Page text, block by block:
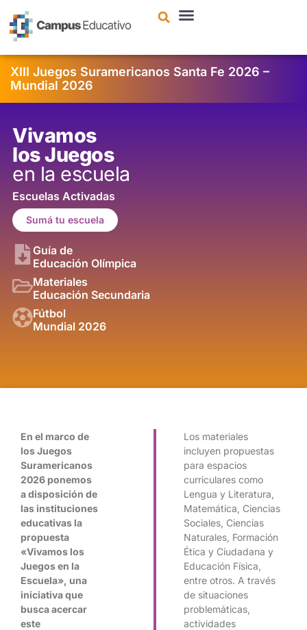
XIII Juegos Suramericanos Santa Fe 2026 –
Mundial 2026
Vivamos
los Juegos
en la escuela
Escuelas Activadas
Sumá tu escuela
Guía de
Educación Olímpica
Materiales
Educación Secundaria
Fútbol
Mundial 2026
En el marco de
los Juegos
Suramericanos
2026 ponemos
a disposición de
las instituciones
educativas la
propuesta
«Vivamos los
Juegos en la
Escuela», una
iniciativa que
busca acercar
este
Los materiales
incluyen propuestas
para espacios
curriculares como
Lengua y Literatura,
Matemática, Ciencias
Sociales, Ciencias
Naturales, Formación
Ética y Ciudadana y
Educación Física,
entre otros. A través
de situaciones
problemáticas,
actividades